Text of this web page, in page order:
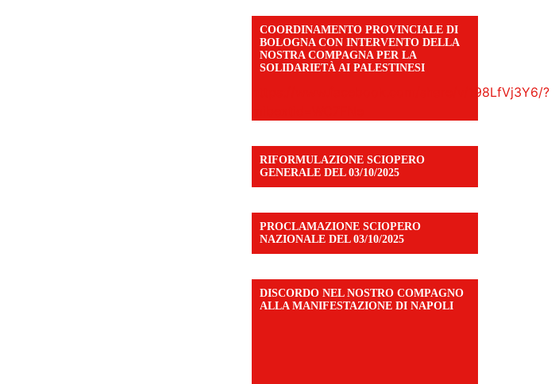
COORDINAMENTO PROVINCIALE DI
BOLOGNA CON INTERVENTO DELLA
NOSTRA COMPAGNA PER LA
SOLIDARIETÀ AI PALESTINESI
https://www.facebook.com/share/v/198LfVj3Y6/?
RIFORMULAZIONE SCIOPERO
GENERALE DEL 03/10/2025
PROCLAMAZIONE SCIOPERO
NAZIONALE DEL 03/10/2025
DISCORDO NEL NOSTRO COMPAGNO
ALLA MANIFESTAZIONE DI NAPOLI